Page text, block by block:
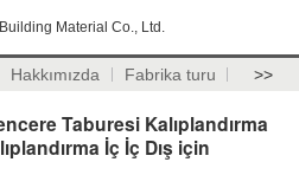
Material Co., Ltd.
Hakkımızda Fabrika turu >>
Taburesi Kalıplandırma
İç İç Dış için